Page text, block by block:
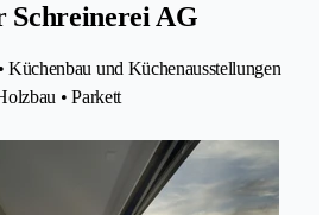
AG
Küchenbau und Küchenausstellungen
• Parkett